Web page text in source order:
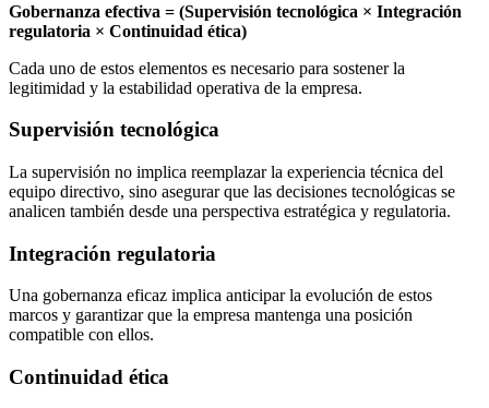
Gobernanza efectiva = (Supervisión tecnológica × Integración
regulatoria × Continuidad ética)
Cada uno de estos elementos es necesario para sostener la
legitimidad y la estabilidad operativa de la empresa.
Supervisión tecnológica
La supervisión no implica reemplazar la experiencia técnica del
equipo directivo, sino asegurar que las decisiones tecnológicas se
analicen también desde una perspectiva estratégica y regulatoria.
Integración regulatoria
Una gobernanza eficaz implica anticipar la evolución de estos
marcos y garantizar que la empresa mantenga una posición
compatible con ellos.
Continuidad ética